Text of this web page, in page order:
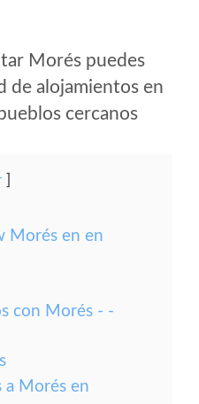
Morés puedes
de alojamientos en
cercanos
Morés en en
con Morés - -
a Morés en